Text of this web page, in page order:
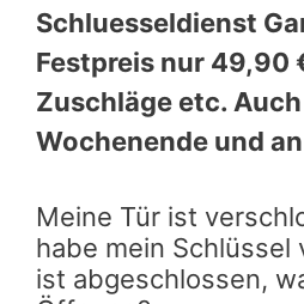
Schluesseldienst
Festpreis nur 49,90
Zuschläge etc.
Wochenende und
Meine Tür ist
habe mein Schlüssel
ist abgeschlossen,